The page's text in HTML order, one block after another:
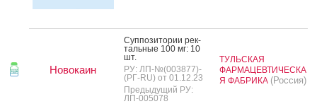
Новокаин
Суп­по­зито­рии рек­
таль­ные 100 мг: 10
шт.
РУ: ЛП-№(003877)-
(РГ-RU) от 01.12.23
Предыдущий РУ:
ЛП-005078
ТУЛЬСКАЯ
ФАРМАЦЕВТИЧЕСКА
Я ФАБРИКА (Россия)